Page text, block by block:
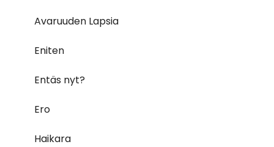
Avaruuden Lapsia
Eniten
Entäs nyt?
Ero
Haikara